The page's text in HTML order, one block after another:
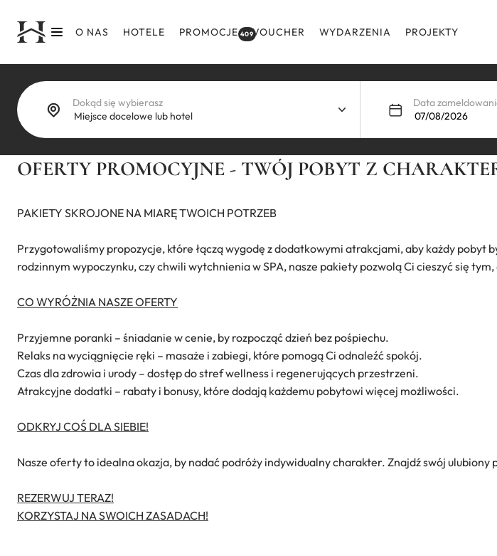
treści
O NAS HOTELE PROMOCJE 409VOUCHER WYDARZENIA PROJEKTY
Dokąd się wybierasz Data
OFERTY PROMOCYJNE - TWÓJ POBYT Z
PAKIETY SKROJONE NA MIARĘ TWOICH POTRZEB
Przygotowaliśmy propozycje, które łączą wygodę z dodatkowymi atrakcjami, aby każdy pobyt
rodzinnym wypoczynku, czy chwili wytchnienia w SPA, nasze pakiety pozwolą Ci cieszyć się
CO WYRÓŻNIA NASZE OFERTY
Przyjemne poranki – śniadanie w cenie, by rozpocząć dzień bez pośpiechu.
Relaks na wyciągnięcie ręki – masaże i zabiegi, które pomogą Ci odnaleźć spokój.
Czas dla zdrowia i urody – dostęp do stref wellness i regenerujących przestrzeni.
Atrakcyjne dodatki – rabaty i bonusy, które dodają każdemu pobytowi więcej możliwości.
ODKRYJ COŚ DLA SIEBIE!
Nasze oferty to idealna okazja, by nadać podróży indywidualny charakter. Znajdź swój
REZERWUJ TERAZ!
KORZYSTAJ NA SWOICH ZASADACH!